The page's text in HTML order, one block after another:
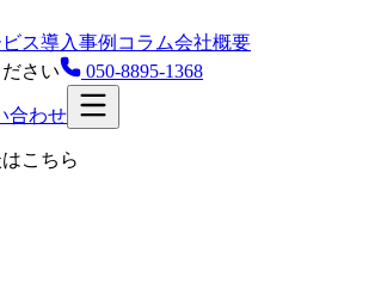
ス導入事例 コラム会社概要
さい
050-8895-1368
合わせ
こちら